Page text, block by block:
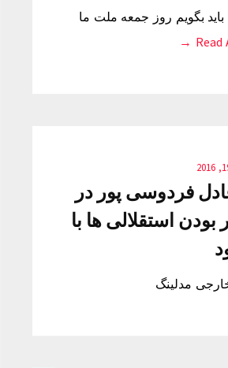
بگویم روز جمعه ملت ما
Read
فردوسی پور در
بودن استقلالی ها با
مدلینگ